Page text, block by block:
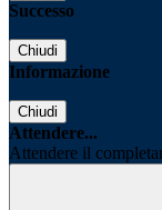
Successo
Chiudi
Informazione
Chiudi
Attendere...
Attendere il